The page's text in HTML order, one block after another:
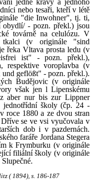
jedné krávy a jednoho
nebo tesaři, kteří v létě
"die Inwohner", tj. ti,
- pozn. překl.) jsou
továrně na celulózu. V
(v originále "sind
řeka Vltava prosta ledu (v
ist" - pozn. překl.),
respektive voroplavba (v
geflößt" - pozn. překl.).
Budějovic (v originále
však jen l Lipenskému
aber nur bis zur Lippner
jednotřídní školy (čp. 24 -
roce 1880 a ze dvou stran
se ve vsi vyučovala v
dob i v pazdernách.
faráře Jordana Stegera
k Frymburku (v originále
filiální školy (v originále
( 1894), s. 186-187